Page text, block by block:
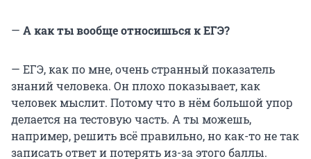
— А как ты вообще относишься к ЕГЭ?
— ЕГЭ, как по мне, очень странный показатель
знаний человека. Он плохо показывает, как
человек мыслит. Потому что в нём большой упор
делается на тестовую часть. А ты можешь,
например, решить всё правильно, но как-то не так
записать ответ и потерять из-за этого баллы.